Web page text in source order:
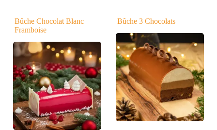
Bûche Chocolat Blanc
Framboise
Bûche 3 Chocolats